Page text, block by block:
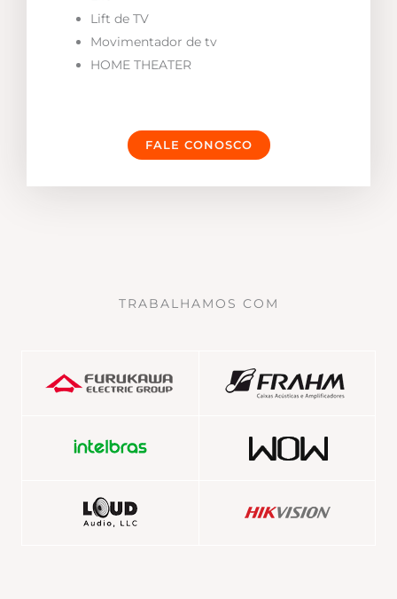
Lift de TV
Movimentador de tv
HOME THEATER
FALE CONOSCO
TRABALHAMOS COM